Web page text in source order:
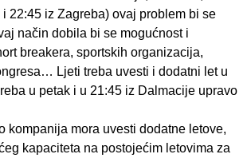
i 22:45 iz Zagreba) ovaj problem bi se
način dobila bi se mogućnost i
breakera, sportskih organizacija,
Ljeti treba uvesti i dodatni let u
u petak i u 21:45 iz Dalmacije upravo
kompanija mora uvesti dodatne letove,
kapaciteta na postojećim letovima za